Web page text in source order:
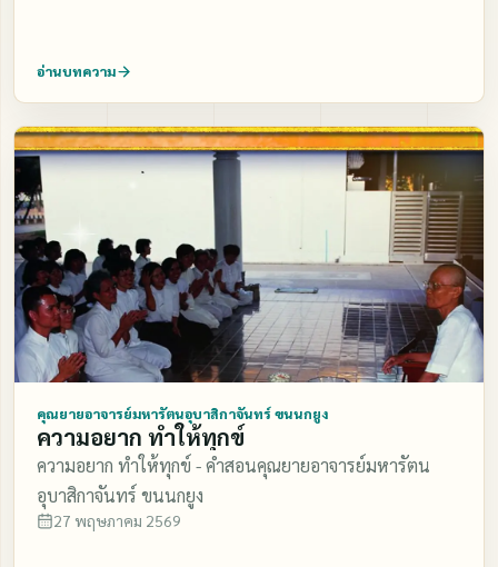
อ่านบทความ
คุณยายอาจารย์มหารัตนอุบาสิกาจันทร์ ขนนกยูง
ความอยาก ทำให้ทุกข์
ความอยาก ทำให้ทุกข์ - คำสอนคุณยายอาจารย์มหารัตน
อุบาสิกาจันทร์ ขนนกยูง
27 พฤษภาคม 2569